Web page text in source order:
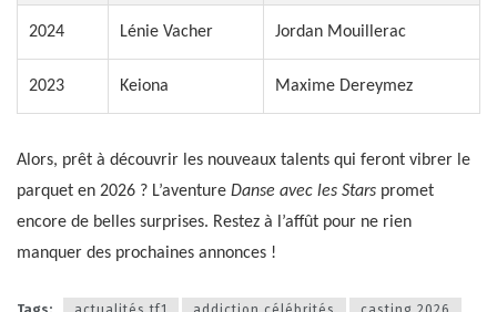
2024 Lénie Vacher Jordan Mouillerac
2023 Keiona Maxime Dereymez
Alors, prêt à découvrir les nouveaux talents qui feront vibrer le
parquet en 2026 ? L’aventure Danse avec les Stars promet
encore de belles surprises. Restez à l’affût pour ne rien
manquer des prochaines annonces !